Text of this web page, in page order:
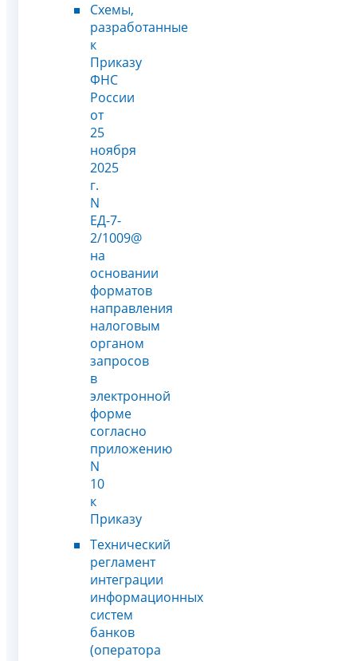
Схемы,
разработанные
к
Приказу
ФНС
России
от
25
ноября
2025
г.
N
ЕД-7-
2/1009@
на
основании
форматов
направления
налоговым
органом
запросов
в
электронной
форме
согласно
приложению
N
10
к
Приказу
Технический
регламент
интеграции
информационных
систем
банков
(оператора